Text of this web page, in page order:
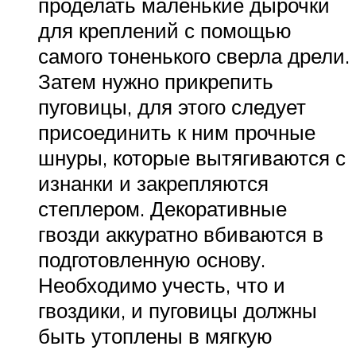
для креплений с помощью
самого тоненького сверла дрели.
Затем нужно прикрепить
пуговицы, для этого следует
присоединить к ним прочные
шнуры, которые вытягиваются с
изнанки и закрепляются
степлером. Декоративные
гвозди аккуратно вбиваются в
подготовленную основу.
Необходимо учесть, что и
гвоздики, и пуговицы должны
быть утоплены в мягкую